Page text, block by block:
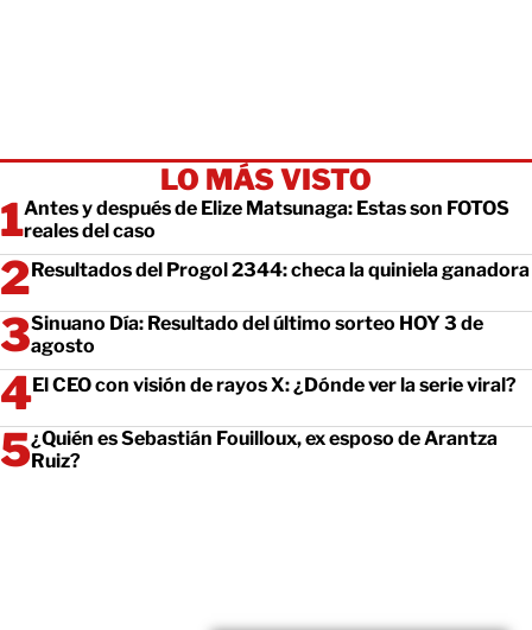
LO MÁS VISTO
Antes y después de Elize Matsunaga: Estas son FOTOS
reales del caso
Resultados del Progol 2344: checa la quiniela ganadora
Sinuano Día: Resultado del último sorteo HOY 3 de
agosto
El CEO con visión de rayos X: ¿Dónde ver la serie viral?
¿Quién es Sebastián Fouilloux, ex esposo de Arantza
Ruiz?